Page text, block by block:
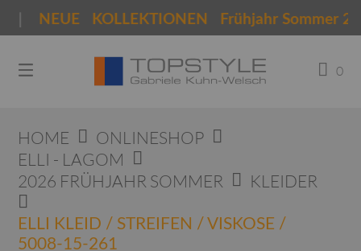
Springen
Inhalt
NEUE KOLLEKTIONEN Frühjahr Sommer 2026
0
HOME
ONLINESHOP
ELLI - LAGOM
2026 FRÜHJAHR SOMMER
KLEIDER
ELLI KLEID / STREIFEN / VISKOSE /
5008-15-261